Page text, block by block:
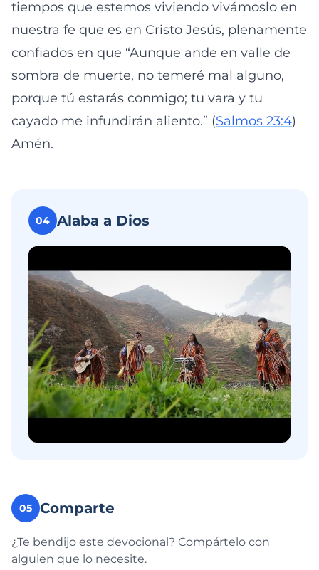
tiempos que estemos viviendo vivámoslo en
nuestra fe que es en Cristo Jesús, plenamente
confiados en que “Aunque ande en valle de
sombra de muerte, no temeré mal alguno,
porque tú estarás conmigo; tu vara y tu
cayado me infundirán aliento.” (Salmos 23:4)
Amén.
04 Alaba a Dios
05 Comparte
¿Te bendijo este devocional? Compártelo con
alguien que lo necesite.